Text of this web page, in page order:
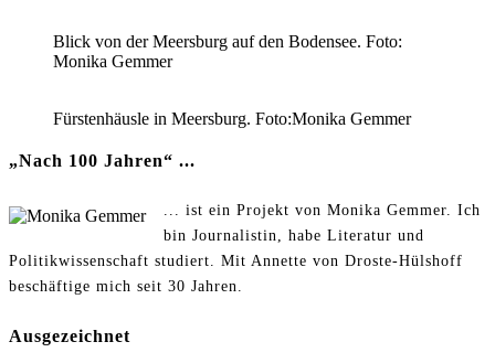
Blick von der Meersburg auf den Bodensee. Foto:
Monika Gemmer
Fürstenhäusle in Meersburg. Foto:Monika Gemmer
„Nach 100 Jahren“ ...
... ist ein Projekt von Monika Gemmer. Ich
bin Journalistin, habe Literatur und
Politikwissenschaft studiert. Mit Annette von Droste-Hülshoff
beschäftige mich seit 30 Jahren.
Ausgezeichnet